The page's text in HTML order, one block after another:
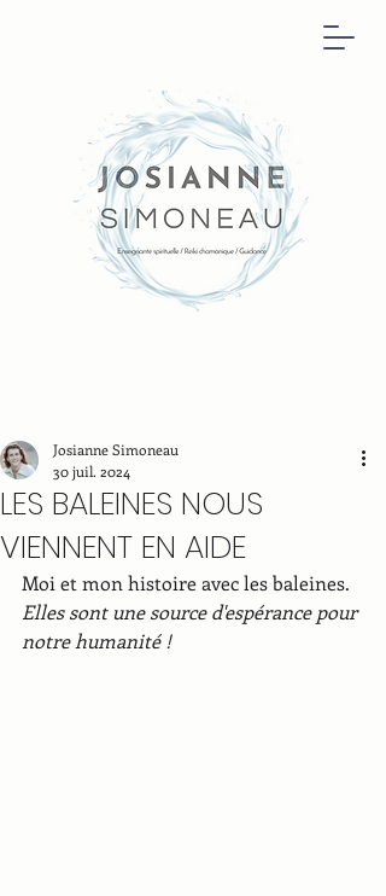
LES BALEINES NOUS
VIENNENT EN AIDE
Josianne Simoneau
30 juil. 2024
Moi et mon histoire avec les baleines.
Elles sont une source d'espérance pour
notre humanité !